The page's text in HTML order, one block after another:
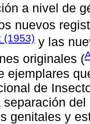
a nivel de
nuevos
(1953) y las
originales (
ejemplares
de
genitales y